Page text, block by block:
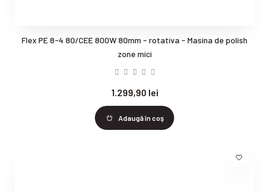
Flex PE 8-4 80/CEE 800W 80mm - rotativa - Masina de polish
zone mici
1.299,90 lei
Adaugă în coş